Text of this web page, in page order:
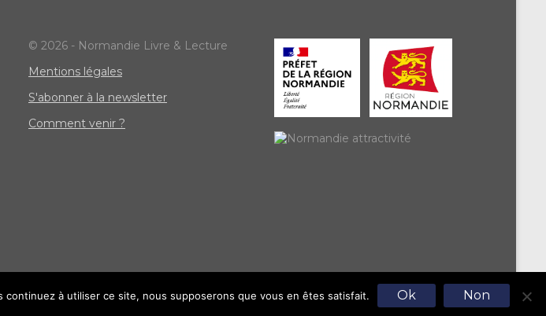
© 2026 - Normandie Livre & Lecture
Mentions légales
S'abonner à la newsletter
Comment venir ?
à utiliser ce site, nous supposerons que vous en êtes satisfait. Ok Non